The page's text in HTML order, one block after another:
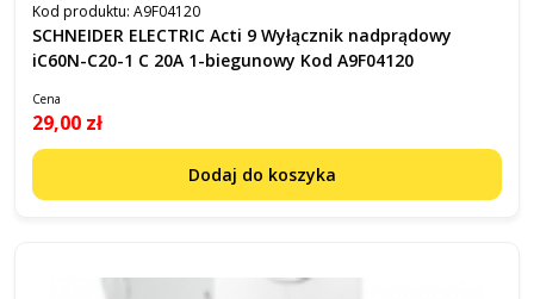
Kod produktu: A9F04120
SCHNEIDER ELECTRIC Acti 9 Wyłącznik nadprądowy
iC60N-C20-1 C 20A 1-biegunowy Kod A9F04120
Cena
29,00 zł
Dodaj do koszyka